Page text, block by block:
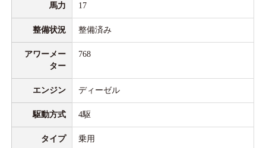
馬力 17
整備状況 整備済み
アワーメー
ター
768
エンジン ディーゼル
駆動方式 4駆
タイプ 乗用